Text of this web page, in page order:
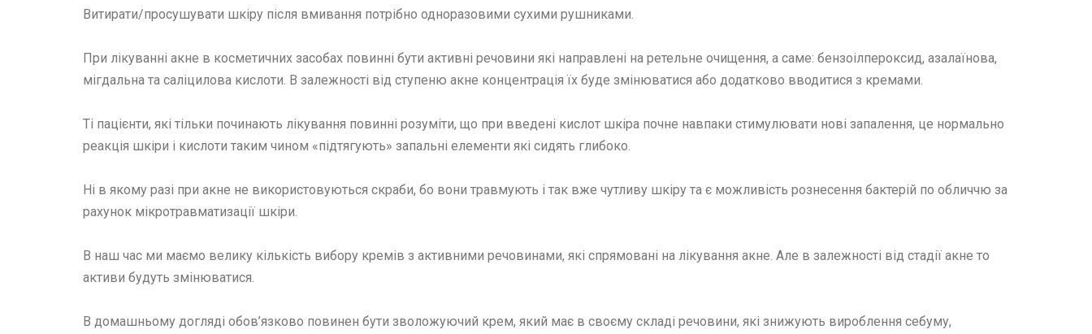
Витирати/просушувати шкіру після вмивання потрібно одноразовими сухими рушниками.
При лікуванні акне в косметичних засобах повинні бути активні речовини які направлені на ретельне очищення, а саме: бензоілпероксид, азалаїнова,
мігдальна та саліцилова кислоти. В залежності від ступеню акне концентрація їх буде змінюватися або додатково вводитися з кремами.
Ті пацієнти, які тільки починають лікування повинні розуміти, що при введені кислот шкіра почне навпаки стимулювати нові запалення, це нормально
реакція шкіри і кислоти таким чином «підтягують» запальні елементи які сидять глибоко.
Ні в якому разі при акне не використовуються скраби, бо вони травмують і так вже чутливу шкіру та є можливість рознесення бактерій по обличчю за
рахунок мікротравматизації шкіри.
В наш час ми маємо велику кількість вибору кремів з активними речовинами, які спрямовані на лікування акне. Але в залежності від стадії акне то
активи будуть змінюватися.
В домашньому догляді обов’язково повинен бути зволожуючий крем, який має в своєму складі речовини, які знижують вироблення себуму,